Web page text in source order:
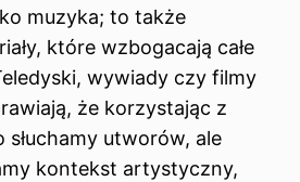
muzyka; to także
które wzbogacają całe
wywiady czy filmy
że korzystając z
słuchamy utworów, ale
kontekst artystyczny,